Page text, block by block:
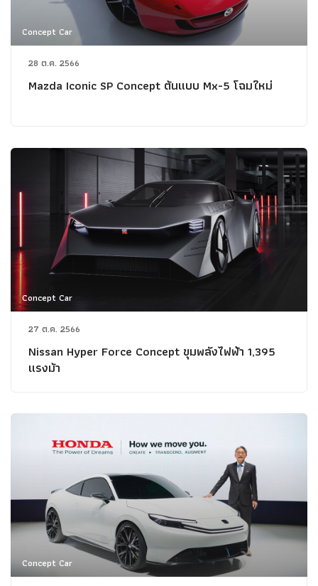
Concept Car
28 ต.ค. 2566
Mazda Iconic SP Concept ต้นแบบ Mx-5 โฉมใหม่
Concept Car
27 ต.ค. 2566
Nissan Hyper Force Concept ขุมพลังไฟฟ้า 1,395
แรงม้า
Concept Car